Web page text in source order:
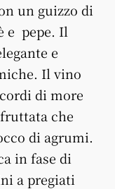
un guizzo di
e pepe. Il
e
Il vino
di more
che
di agrumi.
in fase di
a pregiati